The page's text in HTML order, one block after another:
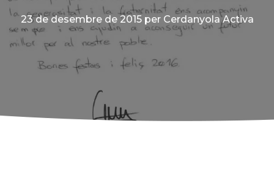
23 de desembre de 2015 per Cerdanyola Activa